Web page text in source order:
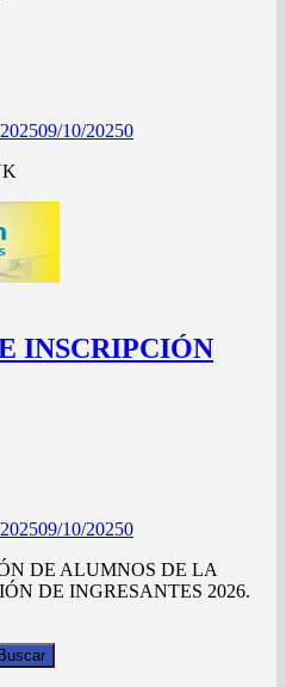
09/10/20250
INSCRIPCIÓN
09/10/20250
DE ALUMNOS DE LA
DE INGRESANTES 2026.